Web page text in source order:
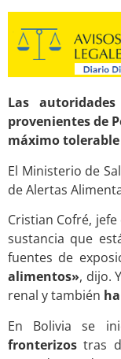
Las
provenientes de
máximo
El Ministerio de
de Alertas
Cristian Cofré,
sustancia que
fuentes de
alimentos», dijo.
renal y también
En Bolivia se
fronterizos tras